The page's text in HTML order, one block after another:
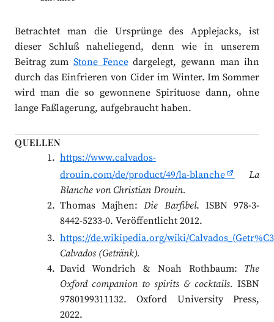
Betrachtet man die Ursprünge des Applejacks, ist
dieser Schluß naheliegend, denn wie in unserem
Beitrag zumStone Fencedargelegt, gewann man ihn
durch das Einfrieren von Cider im Winter. Im Sommer
wird man die so gewonnene Spirituose dann, ohne
lange Faßlagerung, aufgebraucht haben.
QUELLEN
https://www.calvados-
drouin.com/de/product/49/la-blanche
La
Blanche von Christian Drouin.
Thomas Majhen:Die Barfibel. ISBN 978-3-
8442-5233-0. Veröffentlicht 2012.
https://de.wikipedia.org/wiki/
Calvados (Getränk).
David Wondrich & Noah Rothbaum: The
Oxford companion to spirits & cocktails. ISBN
9780199311132. Oxford University Press,
2022.